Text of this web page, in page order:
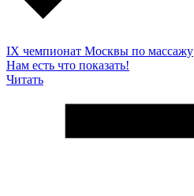
IX чемпионат Москвы по массажу
Нам есть что показать!
Читать